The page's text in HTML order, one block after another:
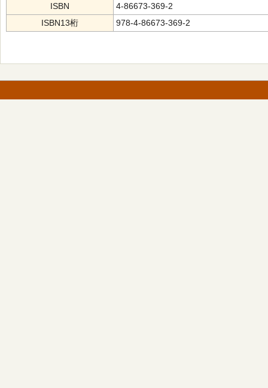
ISBN
4-86673-369-2
ISBN13桁
978-4-86673-369-2